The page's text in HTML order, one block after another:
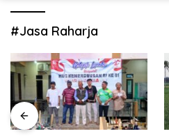
#Jasa Raharja